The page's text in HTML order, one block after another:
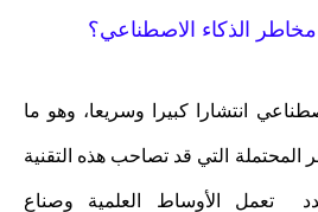
الذكاء الاصطناعي؟
انتشارا كبيرا وسريعا، وهو ما
المحتملة التي قد تصاحب هذه التقنية
تعمل الأوساط العلمية وصناع